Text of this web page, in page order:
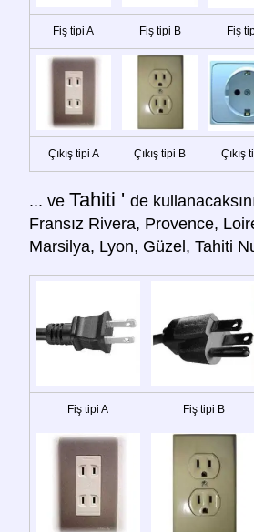
Fiş tipi A Fiş tipi B Fiş
Çıkış tipi A Çıkış tipi B Çıkış
... ve Tahiti ' de
Fransız Rivera, Provence,
Marsilya, Lyon, Güzel, Tahiti
Fiş tipi A Fiş tipi B